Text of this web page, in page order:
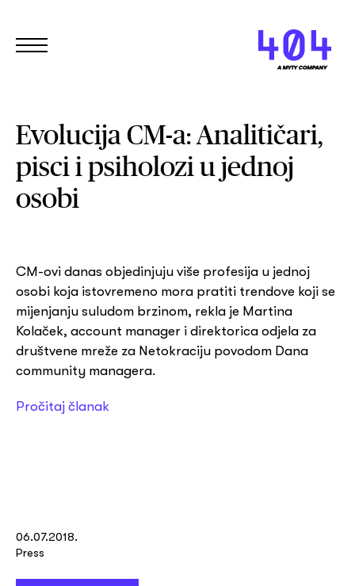
Evolucija CM-a: Analitičari,
pisci i psiholozi u jednoj
osobi
CM-ovi danas objedinjuju više profesija u jednoj
osobi koja istovremeno mora pratiti trendove koji se
mijenjanju suludom brzinom, rekla je Martina
Kolaček, account manager i direktorica odjela za
društvene mreže za Netokraciju povodom Dana
community managera.
Pročitaj članak
06.07.2018.
Press